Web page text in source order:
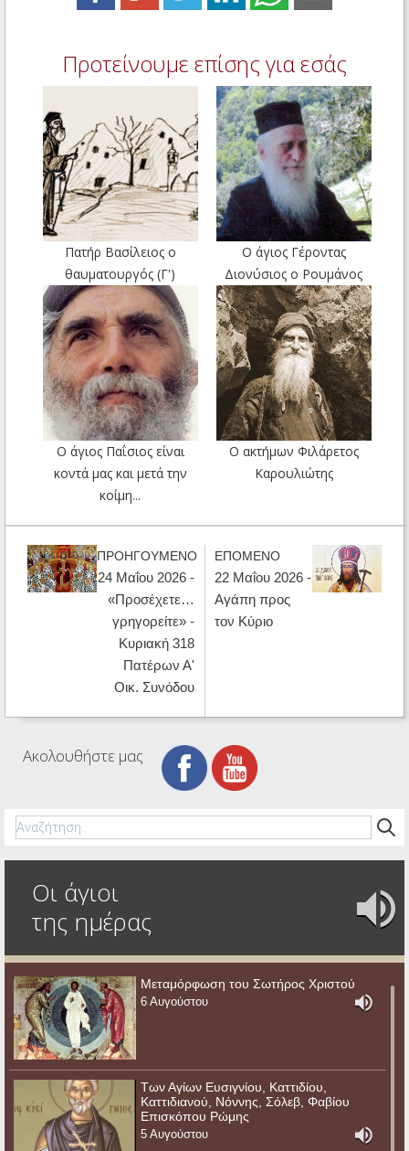
Προτείνουμε επίσης για εσάς
Πατήρ Βασίλειος ο
θαυματουργός (Γ')
Ο άγιος Γέροντας
Διονύσιος ο Ρουμάνος
Ο άγιος Παΐσιος είναι
κοντά μας και μετά την
κοίμη...
Ο ακτήμων Φιλάρετος
Καρουλιώτης
ΠΡΟΗΓΟΥΜΕΝΟ
24 Μαΐου 2026 -
«Προσέχετε…
γρηγορείτε» -
Κυριακή 318
Πατέρων Α'
Οικ. Συνόδου
ΕΠΟΜΕΝΟ
22 Μαΐου 2026 -
Αγάπη προς
τον Κύριο
Ακολουθήστε μας
Οι άγιοι
της ημέρας
Μεταμόρφωση του Σωτήρος Χριστού
6 Αυγούστου
Των Αγίων Ευσιγνίου, Καττιδίου,
Καττιδιανού, Νόννης, Σόλεβ, Φαβίου
Επισκόπου Ρώμης
5 Αυγούστου